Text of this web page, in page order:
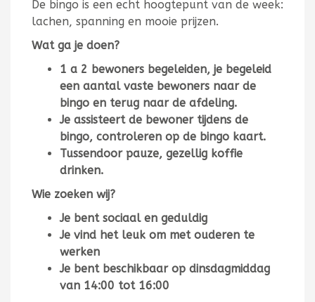
De bingo is een echt hoogtepunt van de week:
lachen, spanning en mooie prijzen.
Wat ga je doen?
1 a 2 bewoners begeleiden, je begeleid
een aantal vaste bewoners naar de
bingo en terug naar de afdeling.
Je assisteert de bewoner tijdens de
bingo, controleren op de bingo kaart.
Tussendoor pauze, gezellig koffie
drinken.
Wie zoeken wij?
Je bent sociaal en geduldig
Je vind het leuk om met ouderen te
werken
Je bent beschikbaar op dinsdagmiddag
van 14:00 tot 16:00